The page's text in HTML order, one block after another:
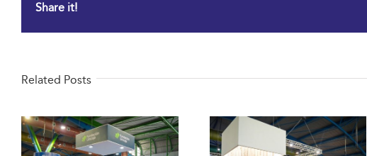
Share it!
Related Posts